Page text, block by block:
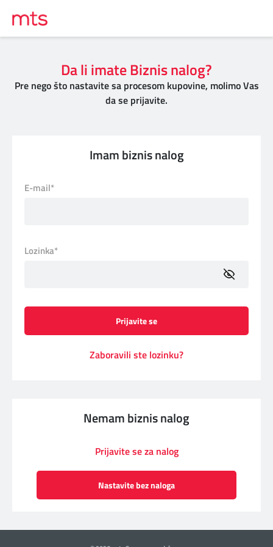
Da li imate Biznis nalog?
Pre nego što nastavite sa procesom kupovine, molimo Vas
da se prijavite.
Imam biznis nalog
E-mail*
Lozinka*
Prijavite se
Zaboravili ste lozinku?
Nemam biznis nalog
Prijavite se za nalog
Nastavite bez naloga